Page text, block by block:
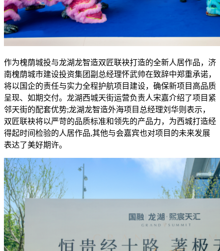
作为槐荫城投与龙湖龙智造双匠联袂打造的全新人居作品，济
南槐荫城市建设投资集团副总经理怀武帅在致辞中郑重承诺，
将以国企的责任与实力全程护航项目建设，确保新项目高品质
呈现、如期交付。龙湖西城天街运营负责人宋嘉介绍了项目紧
邻天街的配套优势;龙湖龙智造外海项目总经理刘华则表示，
双匠联袂将以严苛的品质标准和领先的产品力，为西城打造经
得起时间检验的人居作品,其他与会嘉宾也对项目的未来发展
表达了美好期许。